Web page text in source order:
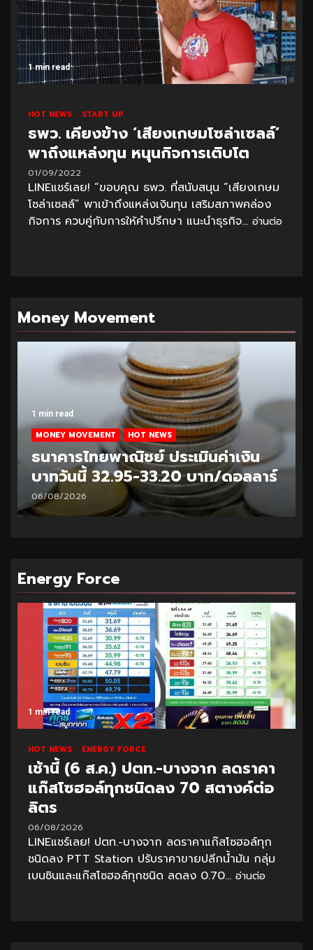
1 min read
HOT NEWS START UP
ธพว. เคียงข้าง ‘เสียงเกษมโซล่าเซลล์’
พาถึงแหล่งทุน หนุนกิจการเติบโต
01/09/2022
LINEแชร์เลย! “ขอบคุณ ธพว. ที่สนับสนุน “เสียงเกษม
โซล่าเซลล์” พาเข้าถึงแหล่งเงินทุน เสริมสภาพคล่อง
กิจการ ควบคู่กับการให้คำปรึกษา แนะนำธุรกิจ... อ่านต่อ
Money Movement
1 min read
MONEY MOVEMENT HOT NEWS
ธนาคารไทยพาณิชย์ ประเมินค่าเงิน
บาทวันนี้ 32.95-33.20 บาท/ดอลลาร์
06/08/2026
Energy Force
1 min read
HOT NEWS ENERGY FORCE
เช้านี้ (6 ส.ค.) ปตท.-บางจาก ลดราคา
แก๊สโซฮอล์ทุกชนิดลง 70 สตางค์ต่อ
ลิตร
06/08/2026
LINEแชร์เลย! ปตท.-บางจาก ลดราคาแก๊สโซฮอล์ทุก
ชนิดลง PTT Station ปรับราคาขายปลีกน้ำมัน กลุ่ม
เบนซินและแก๊สโซฮอล์ทุกชนิด ลดลง 0.70... อ่านต่อ